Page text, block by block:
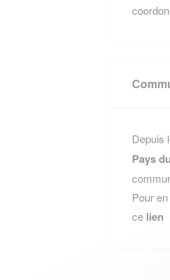
Depuis
Pays
Pour
ce lien